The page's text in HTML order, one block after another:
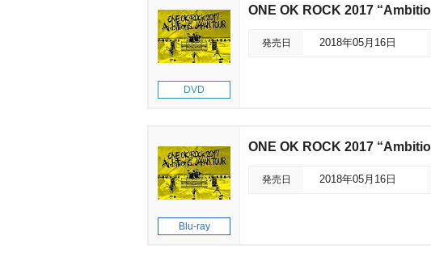
DVD
ONE OK ROCK 2017
発売日 2018年05月16日
Blu-ray
ONE OK ROCK 2017
発売日 2018年05月16日